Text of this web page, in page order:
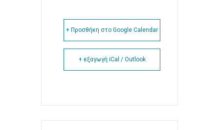
+ Προσθήκη στο Google Calendar
+ εξαγωγή iCal / Outlook